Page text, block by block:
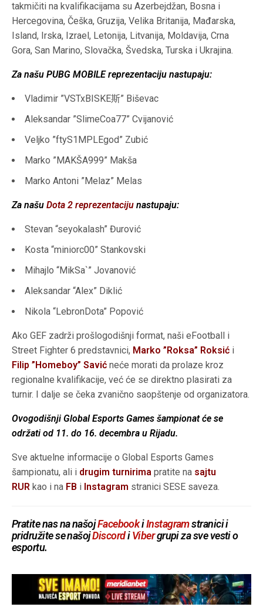
takmičiti na kvalifikacijama su Azerbejdžan, Bosna i
Hercegovina, Češka, Gruzija, Velika Britanija, Mađarska,
Island, Irska, Izrael, Letonija, Litvanija, Moldavija, Crna
Gora, San Marino, Slovačka, Švedska, Turska i Ukrajina.
Za našu PUBG MOBILE reprezentaciju nastupaju:
Vladimir ”VSTxBISKE斯” Biševac
Aleksandar ”SlimeCoa77” Cvijanović
Veljko ”ftyS1MPLEgod” Zubić
Marko ”MAKŠA999” Makša
Marko Antoni ”Melaz” Melas
Za našuDota 2 reprezentaciju nastupaju:
Stevan “seyokalash” Đurović
Kosta “miniorc00” Stankovski
Mihajlo “MikSa`” Jovanović
Aleksandar “Alex” Diklić
Nikola “LebronDota” Popović
Ako GEF zadrži prošlogodišnji format, naši eFootball i
Street Fighter 6 predstavnici, Marko ”Roksa” Roksić i
Filip ”Homeboy” Savić neće morati da prolaze kroz
regionalne kvalifikacije, već će se direktno plasirati za
turnir. I dalje se čeka zvanično saopštenje od organizatora.
Ovogodišnji Global Esports Games šampionat će se
održati od 11. do 16. decembra u Rijadu.
Sve aktuelne informacije o Global Esports Games
šampionatu, ali i drugim turnirima pratite na sajtu
RUR kao i na FB i Instagram stranici SESE saveza.
Pratite nas na našojFacebookiInstagramstranici i
pridružite se našojDiscordiVibergrupi za sve vesti o
esportu.